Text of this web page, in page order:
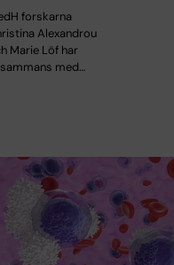
forskarna
Alexandrou
Marie Löf har
med…